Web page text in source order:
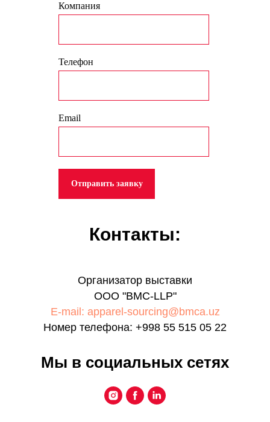
Компания
Телефон
Email
Отправить заявку
Контакты:
Организатор выставки
ООО "BMC-LLP"
E-mail: apparel-sourcing@bmca.uz
Номер телефона: +998 55 515 05 22
Мы в социальных сетях